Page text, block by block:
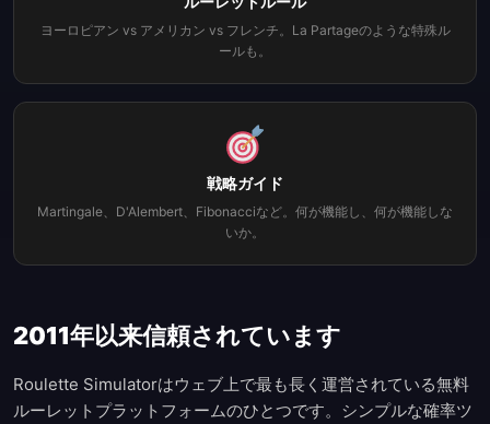
ヨーロピアン vs アメリカン vs フレンチ。La Partageのような特殊ル
ールも。
戦略ガイド
Martingale、D'Alembert、Fibonacciなど。何が機能し、何が機能しな
いか。
2011年以来信頼されています
Roulette Simulatorはウェブ上で最も長く運営されている無料
ルーレットプラットフォームのひとつです。シンプルな確率ツ